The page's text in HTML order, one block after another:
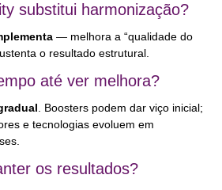
substitui harmonização?
— melhora a “qualidade do
o resultado estrutural.
até ver melhora?
. Boosters podem dar viço inicial;
e tecnologias evoluem em
os resultados?